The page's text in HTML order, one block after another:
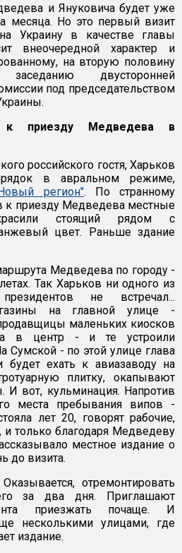
и Януковича будет уже
месяца. Но это первый визит
Украину в качестве главы
внеочередной характер и
на вторую половину
двусторонней
под председательством
к приезду Медведева в
российского гостя, Харьков
в авральном режиме,
регион". По странному
к приезду Медведева местные
стоящий рядом с
цвет. Раньше здание
Медведева по городу -
Так Харьков ни одного из
не встречал...
на главной улице -
маленьких киосков
в центр - и те устроили
Сумской - по этой улице глава
будет ехать к авиазаводу на
плитку, окапывают
И вот, кульминация. Напротив
места пребывания випов -
лет 20, говорят рабочие,
и только благодаря Медведеву
местное издание о
до визита.
отремонтировать
за два дня. Приглашают
приезжать почаще. И
несколькими улицами, где
издание.